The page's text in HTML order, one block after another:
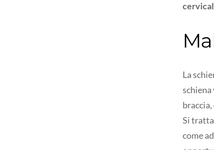
La
Si
come